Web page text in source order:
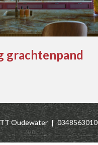
grachtenpand
Oudewater | 0348563010